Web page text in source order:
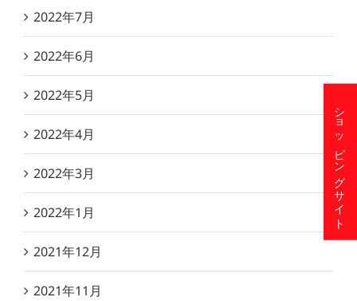
2022年7月
2022年6月
2022年5月
2022年4月
2022年3月
2022年1月
2021年12月
2021年11月
ショッピングサイト